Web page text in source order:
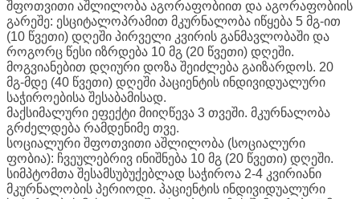
შფოთვითი აშლილობა აგორაფობიით და აგორაფობიის
გარეშე: ესციტალოპრამით მკურნალობა იწყება 5 მგ-ით
(10 წვეთი) დღეში პირველი კვირის განმავლობაში და
როგორც წესი იზრდება 10 მგ (20 წვეთი) დღეში.
მოგვიანებით დღიური დოზა შეიძლება გაიზარდოს. 20
მგ-მდე (40 წვეთი) დღეში პაციენტის ინდივიდუალური
საჭიროებისა შესაბამისად.
მაქსიმალური ეფექტი მიიღწევა 3 თვეში. მკურნალობა
გრძელდება რამდენიმე თვე.
სოციალური შფოთვითი აშლილობა (სოციალური
ფობია): ჩვეულებრივ ინიშნება 10 მგ (20 წვეთი) დღეში.
სიმპტომთა შესამსუბუქებლად საჭიროა 2-4 კვირიანი
მკურნალობის პერიოდი. პაციენტის ინდივიდუალური